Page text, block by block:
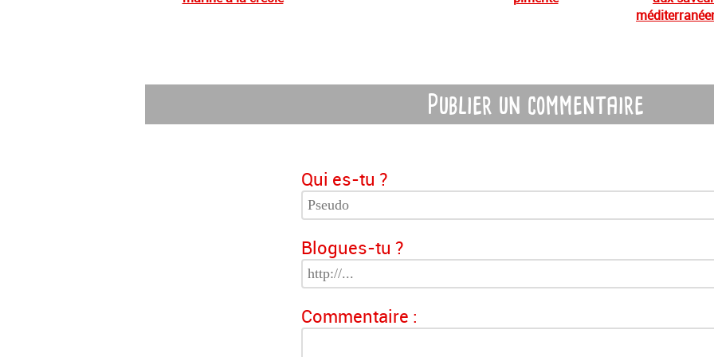
Publier un commentaire
Qui es-tu ?
Blogues-tu ?
Commentaire :